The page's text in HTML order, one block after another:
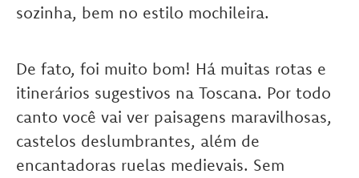
sozinha, bem no estilo mochileira.
De fato, foi muito bom! Há muitas rotas e
itinerários sugestivos na Toscana. Por todo
canto você vai ver paisagens maravilhosas,
castelos deslumbrantes, além de
encantadoras ruelas medievais. Sem